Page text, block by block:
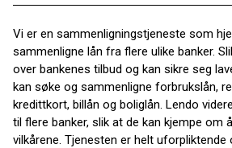
Vi er en sammenligningstjeneste som
sammenligne lån fra flere ulike banker.
over bankenes tilbud og kan sikre seg
kan søke og sammenligne forbrukslån,
kredittkort, billån og boliglån. Lendo
til flere banker, slik at de kan kjempe om
vilkårene. Tjenesten er helt uforpliktende